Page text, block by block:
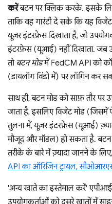
करेंबटन पर क्लिक करके. इसके
ताकि वह गारंटी दे सके कि यह
यूज़र इंटरफ़ेस दिखाता है, जो
इंटरफ़ेस (यूआई) नहीं दिखाता. जब
तो बटन मोडमें FedCM API को
(डायलॉग विंडो में) पर लॉगिन कर
साथ ही, बटन मोड को साफ़ तौर पर
जाता है, इसलिए विजेट मोड
तुलना में, यूज़र इंटरफ़ेस (यूआई)
मौजूद और मॉडल) हो सकता है.
तरीके के बारे में ज़्यादा जानने के लिए,
API का ऑरिजिन ट्रायल,
'अन्य खाते का इस्तेमाल करें'
उपयोगकर्ताओं को दूसरे खातों में